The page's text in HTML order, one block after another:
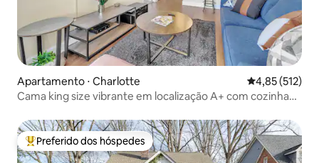
Apartamento ⋅ Charlotte 4,85 de uma
4,85 (512)
Cama king size vibrante em localização A+ com cozinha
Entre os melhores preferidos dos hóspedes
Preferido dos hóspedes